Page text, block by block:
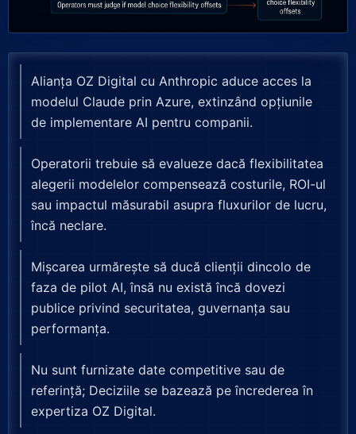
Alianța OZ Digital cu Anthropic aduce acces la
modelul Claude prin Azure, extinzând opțiunile
de implementare AI pentru companii.
Operatorii trebuie să evalueze dacă flexibilitatea
alegerii modelelor compensează costurile, ROI-ul
sau impactul măsurabil asupra fluxurilor de lucru,
încă neclare.
Mișcarea urmărește să ducă clienții dincolo de
faza de pilot AI, însă nu există încă dovezi
publice privind securitatea, guvernanța sau
performanța.
Nu sunt furnizate date competitive sau de
referință; Deciziile se bazează pe încrederea în
expertiza OZ Digital.